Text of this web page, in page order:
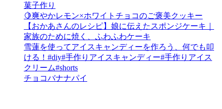
菓子作り
🍋爽やかレモン×ホワイトチョコのご褒美クッキー
【おかあさんのレシピ】娘に伝えたスポンジケーキ｜
家族のために焼く、ふわふわケーキ
雪蓮を使ってアイスキャンディーを作ろう、何でも叩
ける！#diy#手作りアイスキャンディー#手作りアイス
クリーム#shorts
チョコバナナパイ